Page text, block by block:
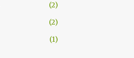
2
2
1